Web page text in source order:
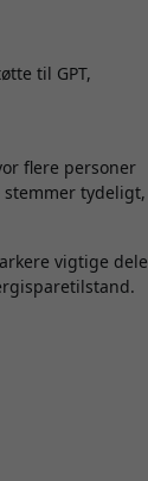
til GPT,
flere personer
tydeligt,
vigtige dele